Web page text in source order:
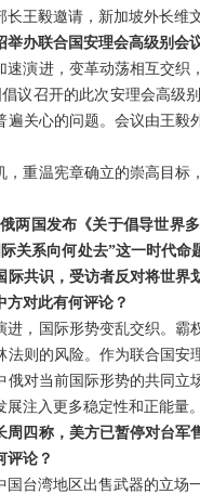
王毅邀请，新加坡外长维
办联合国安理会高级别会
速演进，变革动荡相互交
议召开的此次安理会高
遍关心的问题。会议由王
，重温宪章确立的崇高目
两国发布《关于倡导世界
关系向何处去”这一时代
际共识，受访者反对将世
方对此有何评论？
进，国际形势变乱交织。
法则的风险。作为联合国
俄对当前国际形势的共同
展注入更多稳定性和正能量
周四称，美方已暂停对台
评论？
台湾地区出售武器的立场